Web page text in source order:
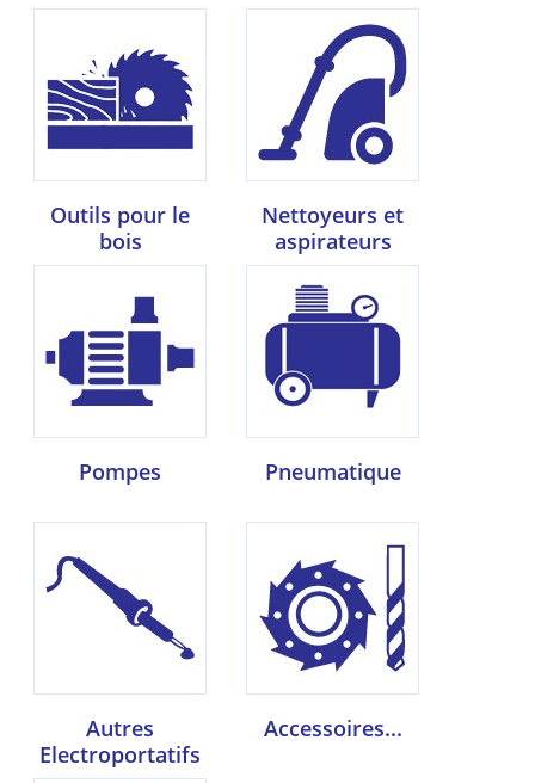
Outils pour le
bois
Nettoyeurs et
aspirateurs
Pompes Pneumatique
Autres
Electroportatifs
Accessoires...